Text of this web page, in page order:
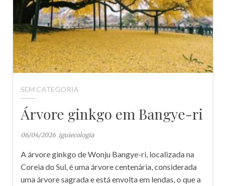
SEM CATEGORIA
Árvore ginkgo em Bangye-ri
06/04/2026 iguiecologia
A árvore ginkgo de Wonju Bangye-ri, localizada na
Coreia do Sul, é uma árvore centenária, considerada
uma árvore sagrada e está envolta em lendas, o que a